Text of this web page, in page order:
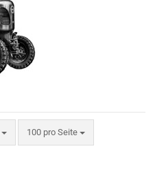
100 pro Seite
pro Seite